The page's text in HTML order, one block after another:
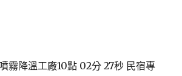
霧降溫工廠10點 02分 27秒 民宿專